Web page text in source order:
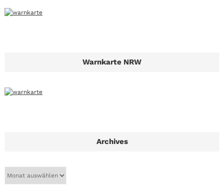
Warnkarte NRW
Archives